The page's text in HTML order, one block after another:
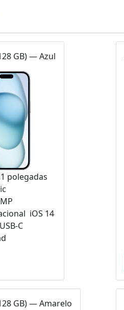
GB) — Azul
polegadas
iOS 14
C
GB) — Amarelo